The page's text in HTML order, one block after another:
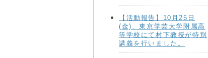
【活動報告】10月25日
(金)、東京学芸大学附属高
等学校にて村下教授が特別
講義を行いました。